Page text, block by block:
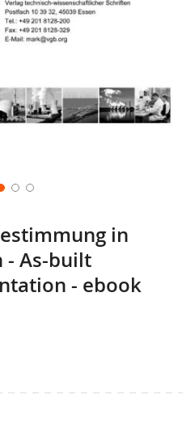
in
- As-built
- ebook